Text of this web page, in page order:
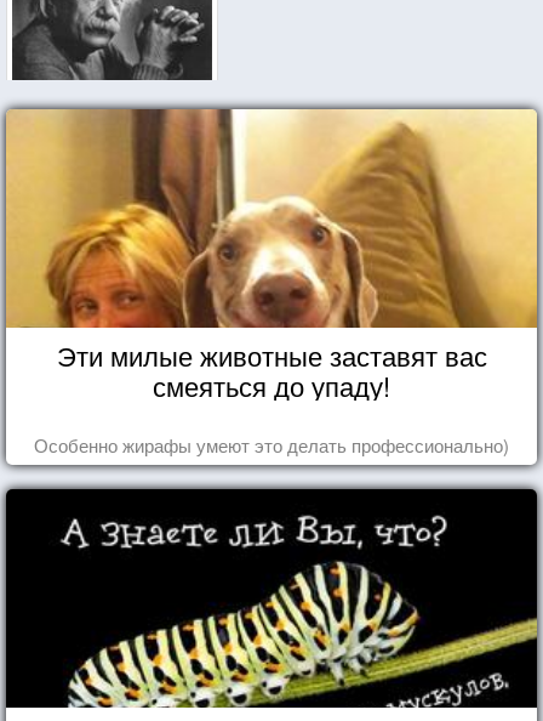
Эти милые животные заставят вас
смеяться до упаду!
Особенно жирафы умеют это делать профессионально)